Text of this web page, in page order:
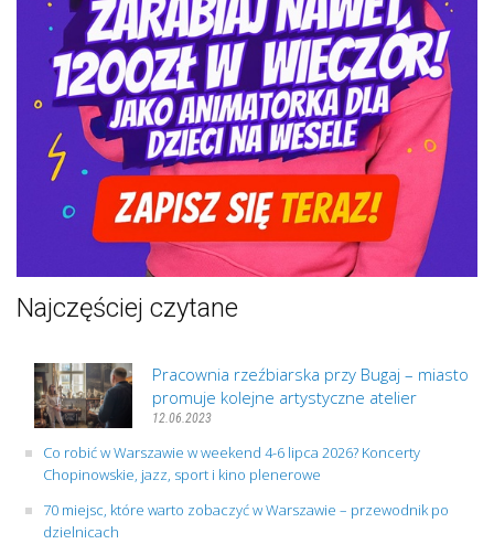
Najczęściej czytane
Pracownia rzeźbiarska przy Bugaj – miasto
promuje kolejne artystyczne atelier
12.06.2023
Co robić w Warszawie w weekend 4-6 lipca 2026? Koncerty
Chopinowskie, jazz, sport i kino plenerowe
70 miejsc, które warto zobaczyć w Warszawie – przewodnik po
dzielnicach